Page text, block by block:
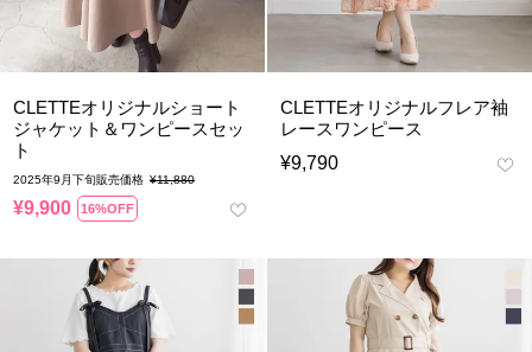
CLETTEオリジナルショート
ジャケット＆ワンピースセッ
ト
2025年9月下旬販売価格 ¥11,880
¥9,900 16%OFF
CLETTEオリジナルフレア袖
レースワンピース
¥9,790